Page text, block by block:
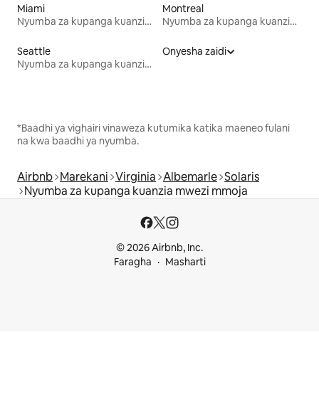
Miami
Nyumba za kupanga kuanzia mwezi mmoja
Montreal
Nyumba za kupanga kuanzia mwezi mmoja
Seattle
Nyumba za kupanga kuanzia mwezi mmoja
Onyesha zaidi
*Baadhi ya vighairi vinaweza kutumika katika maeneo fulani
na kwa baadhi ya nyumba.
Airbnb Marekani Virginia Albemarle Solaris
Nyumba za kupanga kuanzia mwezi mmoja
© 2026 Airbnb, Inc.
Faragha
Masharti